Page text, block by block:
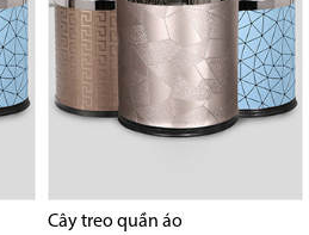
Cây treo quần áo